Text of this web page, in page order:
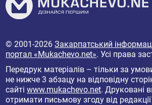
© 2001-2026Закарпатський
портал «Mukachevo.net». Усі права
Передрук матеріалів – тільки за
не нижче 3 абзацу на відповідну
сайтіwww.mukachevo.net. Друковані
отримати письмову згоду від